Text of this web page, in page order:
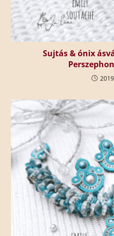
Sujtás & ónix